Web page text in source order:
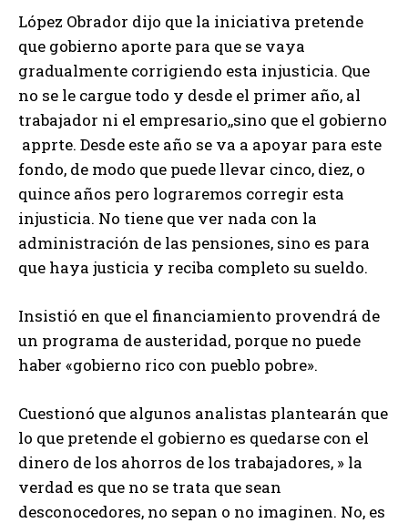
López Obrador dijo que la iniciativa pretende
que gobierno aporte para que se vaya
gradualmente corrigiendo esta injusticia. Que
no se le cargue todo y desde el primer año, al
trabajador ni el empresario,,sino que el gobierno
apprte. Desde este año se va a apoyar para este
fondo, de modo que puede llevar cinco, diez, o
quince años pero lograremos corregir esta
injusticia. No tiene que ver nada con la
administración de las pensiones, sino es para
que haya justicia y reciba completo su sueldo.
Insistió en que el financiamiento provendrá de
un programa de austeridad, porque no puede
haber «gobierno rico con pueblo pobre».
Cuestionó que algunos analistas plantearán que
lo que pretende el gobierno es quedarse con el
dinero de los ahorros de los trabajadores, » la
verdad es que no se trata que sean
desconocedores, no sepan o no imaginen. No, es